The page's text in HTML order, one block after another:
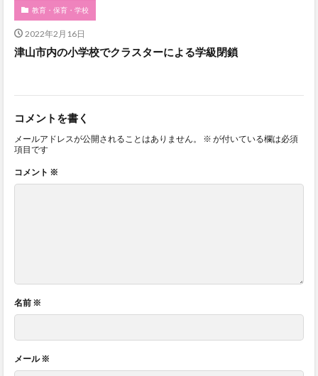
教育・保育・学校
2022年2月16日
津山市内の小学校でクラスターによる学級閉鎖
コメントを書く
メールアドレスが公開されることはありません。 ※ が付いている欄は必須
項目です
コメント ※
名前 ※
メール※